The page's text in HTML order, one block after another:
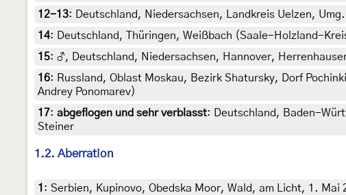
12-13: Deutschland, Niedersachsen, Landkreis Uelzen,
14: Deutschland, Thüringen, Weißbach (Saale-Holzland-
15: ♂, Deutschland, Niedersachsen, Hannover,
16: Russland, Oblast Moskau, Bezirk Shatursky, Dorf
Andrey Ponomarev)
17: abgeflogen und sehr verblasst: Deutschland, Baden-
Steiner
1.2. Aberration
1 : Serbien, Kupinovo, Obedska Moor, Wald, am Licht, 1.